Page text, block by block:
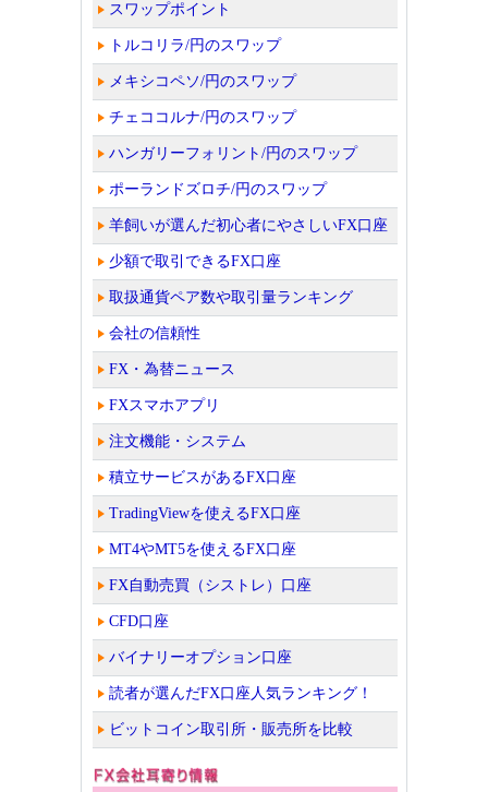
スワップポイント
トルコリラ/円のスワップ
メキシコペソ/円のスワップ
チェココルナ/円のスワップ
ハンガリーフォリント/円のスワップ
ポーランドズロチ/円のスワップ
羊飼いが選んだ初心者にやさしいFX口座
少額で取引できるFX口座
取扱通貨ペア数や取引量ランキング
会社の信頼性
FX・為替ニュース
FXスマホアプリ
注文機能・システム
積立サービスがあるFX口座
TradingViewを使えるFX口座
MT4やMT5を使えるFX口座
FX自動売買（シストレ）口座
CFD口座
バイナリーオプション口座
読者が選んだFX口座人気ランキング！
ビットコイン取引所・販売所を比較